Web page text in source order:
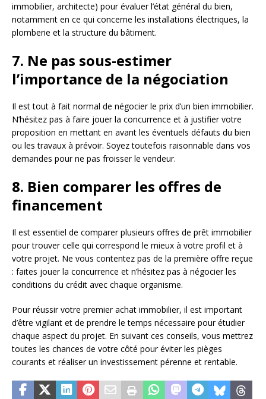
immobilier, architecte) pour évaluer l’état général du bien,
notamment en ce qui concerne les installations électriques, la
plomberie et la structure du bâtiment.
7. Ne pas sous-estimer
l’importance de la négociation
Il est tout à fait normal de négocier le prix d’un bien immobilier.
N’hésitez pas à faire jouer la concurrence et à justifier votre
proposition en mettant en avant les éventuels défauts du bien
ou les travaux à prévoir. Soyez toutefois raisonnable dans vos
demandes pour ne pas froisser le vendeur.
8. Bien comparer les offres de
financement
Il est essentiel de comparer plusieurs offres de prêt immobilier
pour trouver celle qui correspond le mieux à votre profil et à
votre projet. Ne vous contentez pas de la première offre reçue
: faites jouer la concurrence et n’hésitez pas à négocier les
conditions du crédit avec chaque organisme.
Pour réussir votre premier achat immobilier, il est important
d’être vigilant et de prendre le temps nécessaire pour étudier
chaque aspect du projet. En suivant ces conseils, vous mettrez
toutes les chances de votre côté pour éviter les pièges
courants et réaliser un investissement pérenne et rentable.